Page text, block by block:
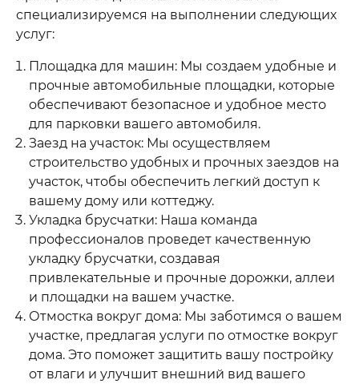
специализируемся на выполнении следующих
услуг:
Площадка для машин: Мы создаем удобные и
прочные автомобильные площадки, которые
обеспечивают безопасное и удобное место
для парковки вашего автомобиля.
Заезд на участок: Мы осуществляем
строительство удобных и прочных заездов на
участок, чтобы обеспечить легкий доступ к
вашему дому или коттеджу.
Укладка брусчатки: Наша команда
профессионалов проведет качественную
укладку брусчатки, создавая
привлекательные и прочные дорожки, аллеи
и площадки на вашем участке.
Отмостка вокруг дома: Мы заботимся о вашем
участке, предлагая услуги по отмостке вокруг
дома. Это поможет защитить вашу постройку
от влаги и улучшит внешний вид вашего